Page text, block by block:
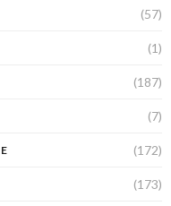
(57)
(1)
(187)
(7)
(172)
(173)